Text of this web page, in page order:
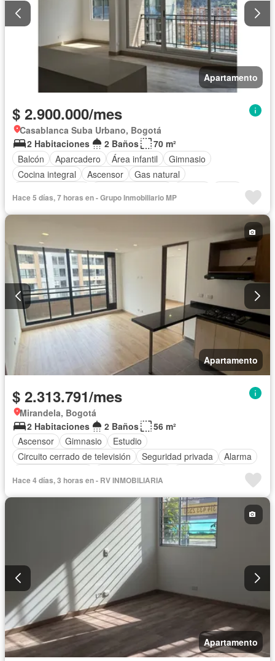
Apartamento
$ 2.900.000/mes
Casablanca Suba Urbano, Bogotá
2 Habitaciones
2 Baños
70 m²
Balcón
Aparcadero Área infantil
Gimnasio
Cocina integral
Ascensor
Gas natural
Hace 5 días, 7 horas en - Grupo Inmobiliario MP
Apartamento
$ 2.313.791/mes
Mirandela, Bogotá
2 Habitaciones
2 Baños
56 m²
Ascensor
Gimnasio
Estudio
Circuito cerrado de televisión
Seguridad privada
Alarma
Hace 4 días, 3 horas en - RV INMOBILIARIA
Apartamento